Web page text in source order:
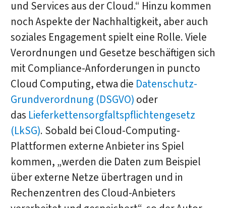
und Services aus der Cloud.“ Hinzu kommen
noch Aspekte der Nachhaltigkeit, aber auch
soziales Engagement spielt eine Rolle. Viele
Verordnungen und Gesetze beschäftigen sich
mit Compliance-Anforderungen in puncto
Cloud Computing, etwa die Datenschutz-
Grundverordnung (DSGVO) oder
das Lieferkettensorgfaltspflichtengesetz
(LkSG). Sobald bei Cloud-Computing-
Plattformen externe Anbieter ins Spiel
kommen, „werden die Daten zum Beispiel
über externe Netze übertragen und in
Rechenzentren des Cloud-Anbieters